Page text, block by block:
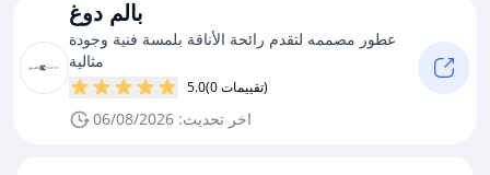
بالم دوغ
عطور مصممه لتقدم رائحة الأناقة بلمسة فنية وجودة
مثالية
5.0 (0 تقييمات)
اخر تحديث: 06/08/2026